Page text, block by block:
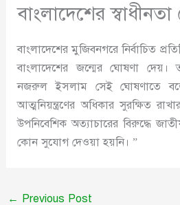
বাংলাদেশের
বাংলাদেশের মুজিবনগরে নির্বাচিত
বাংলাদেশের জন্মের ঘোষণা দেয়।
নজরুল ইসলাম সেই ঘোষণাতে
আত্মনিয়ন্ত্রণের অধিকার সুরক্ষিত
উপনিবেশিক অত্যাচারের বিরুদ্ধে
কোন সুযোগ দেওয়া হয়নি। ”
← Previous Post